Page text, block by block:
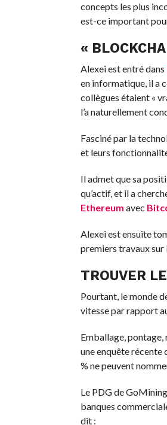
concepts les plus
est-ce important
«
Alexei est entré dans
en informatique, il a
collègues étaient «
l’a naturellement
Fasciné par la
et leurs
Il admet que sa
qu’actif, et il a
Ethereum avec
Alexei est ensuite
premiers travaux sur
TROUVER
Pourtant, le monde
vitesse par rapport
Emballage, pontage,
une enquête récente
% ne peuvent
Le PDG de
banques
dit :